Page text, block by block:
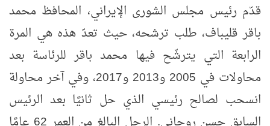
قدّم رئيس مجلس الشورى الإيراني، المحافظ محمد
باقر قليباف، طلب ترشحه، حيث تعدّ هذه هي المرة
الرابعة التي يترشّح فيها محمد باقر للرئاسة بعد
محاولات في 2005 و2013 و2017، وفي آخر محاولة
انسحب لصالح رئيسي الذي حل ثانيًا بعد الرئيس